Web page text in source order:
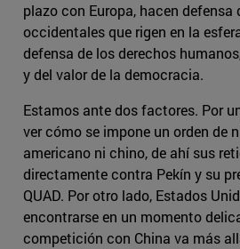
plazo con Europa, hacen defensa
occidentales que rigen en la
defensa de los derechos
y del valor de la democracia.
Estamos ante dos factores. Por
ver cómo se impone un orden de
americano ni chino, de ahí sus
directamente contra Pekín y su
QUAD. Por otro lado, Estados
encontrarse en un momento
competición con China va más